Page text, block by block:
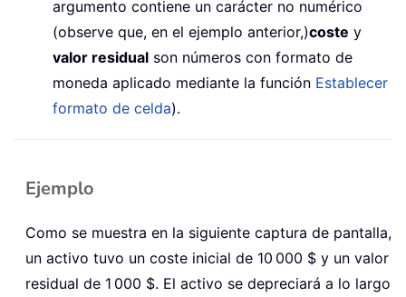
argumento contiene un carácter no numérico
(observe que, en el ejemplo anterior,)coste y
valor residual son números con formato de
moneda aplicado mediante la función Establecer
formato de celda).
Ejemplo
Como se muestra en la siguiente captura de pantalla,
un activo tuvo un coste inicial de 10 000 $ y un valor
residual de 1 000 $. El activo se depreciará a lo largo